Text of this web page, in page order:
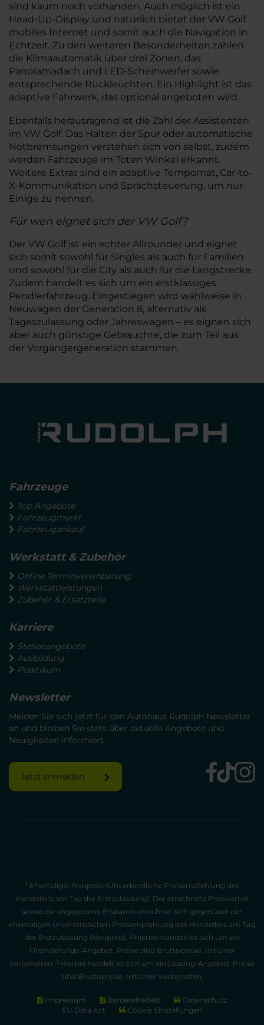
sind kaum noch vorhanden. Auch möglich ist ein
Head-Up-Display und natürlich bietet der VW Golf
mobiles Internet und somit auch die Navigation in
Echtzeit. Zu den weiteren Besonderheiten zählen
die Klimaautomatik über drei Zonen, das
Panoramadach und LED-Scheinwerfer sowie
entsprechende Rückleuchten. Ein Highlight ist das
adaptive Fahrwerk, das optional angeboten wird.
Ebenfalls herausragend ist die Zahl der Assistenten
im VW Golf. Das Halten der Spur oder automatische
Notbremsungen verstehen sich von selbst, zudem
werden Fahrzeuge im Toten Winkel erkannt.
Weitere Extras sind ein adaptive Tempomat, Car-to-
X-Kommunikation und Sprachsteuerung, um nur
Einige zu nennen.
Für wen eignet sich der VW Golf?
Der VW Golf ist ein echter Allrounder und eignet
sich somit sowohl für Singles als auch für Familien
und sowohl für die City als auch für die Langstrecke.
Zudem handelt es sich um ein erstklassiges
Pendlerfahrzeug. Eingestiegen wird wahlweise in
Neuwagen der Generation 8, alternativ als
Tageszulassung oder Jahreswagen – es eignen sich
aber auch günstige Gebrauchte, die zum Teil aus
der Vorgängergeneration stammen.
Fahrzeuge
Top Angebote
Fahrzeugmarkt
Fahrzeugankauf
Werkstatt & Zubehör
Online Terminvereinbarung
Werkstattleistungen
Zubehör & Ersatzteile
Karriere
Stellenangebote
Ausbildung
Praktikum
Newsletter
Melden Sie sich jetzt für den Autohaus Rudolph Newsletter
an und bleiben Sie stets über aktuelle Angebote und
Neuigkeiten informiert.
Jetzt anmelden
1 Ehemaliger Neupreis (Unverbindliche Preisempfehlung des
Herstellers am Tag der Erstzulassung). Der errechnete Preisvorteil
sowie die angegebene Ersparnis errechnet sich gegenüber der
ehemaligen unverbindlichen Preisempfehlung des Herstellers am Tag
der Erstzulassung (Neupreis). 2 Hierbei handelt es sich um ein
Finanzierungs-Angebot. Preise sind Bruttopreise. Irrtümer
vorbehalten. 3 Hierbei handelt es sich um ein Leasing-Angebot. Preise
sind Bruttopreise. Irrtümer vorbehalten.
Impressum Barrierefreiheit
Datenschutz
EU Data Act
Cookie Einstellungen